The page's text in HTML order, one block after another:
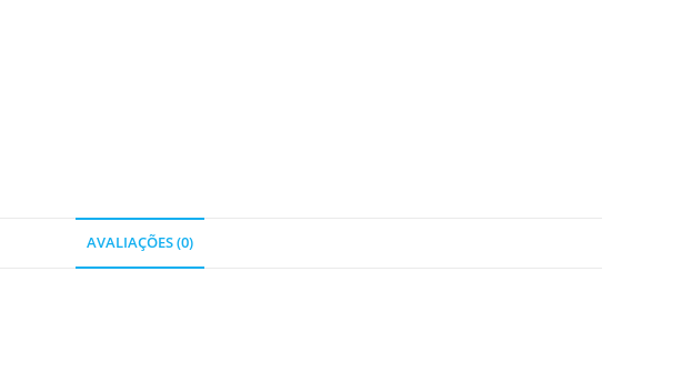
AVALIAÇÕES (0)